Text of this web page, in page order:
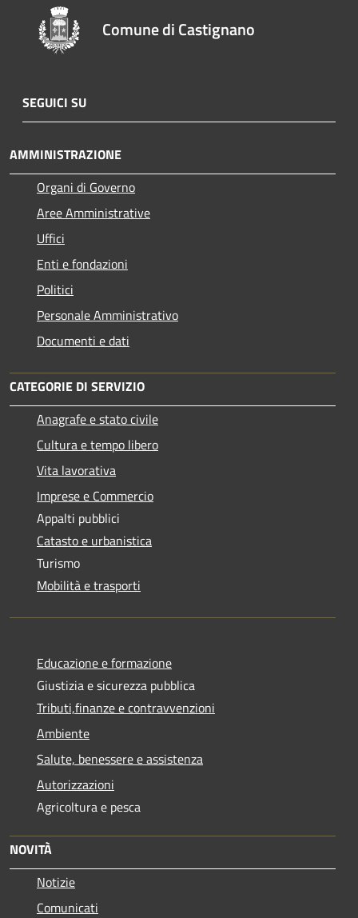
Comune di Castignano
SEGUICI SU
AMMINISTRAZIONE
Organi di Governo
Aree Amministrative
Uffici
Enti e fondazioni
Politici
Personale Amministrativo
Documenti e dati
CATEGORIE DI SERVIZIO
Anagrafe e stato civile
Cultura e tempo libero
Vita lavorativa
Imprese e Commercio
Appalti pubblici
Catasto e urbanistica
Turismo
Mobilità e trasporti
Educazione e formazione
Giustizia e sicurezza pubblica
Tributi,finanze e contravvenzioni
Ambiente
Salute, benessere e assistenza
Autorizzazioni
Agricoltura e pesca
NOVITÀ
Notizie
Comunicati